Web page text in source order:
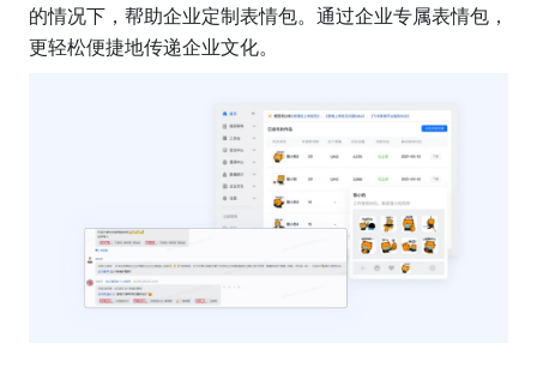
的情况下，帮助企业定制表情包。通过企业专属表情包，
更轻松便捷地传递企业文化。